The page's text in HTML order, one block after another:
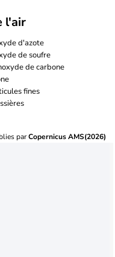
l'air
d'azote
de soufre
de carbone
fines
parCopernicus AMS(2026)